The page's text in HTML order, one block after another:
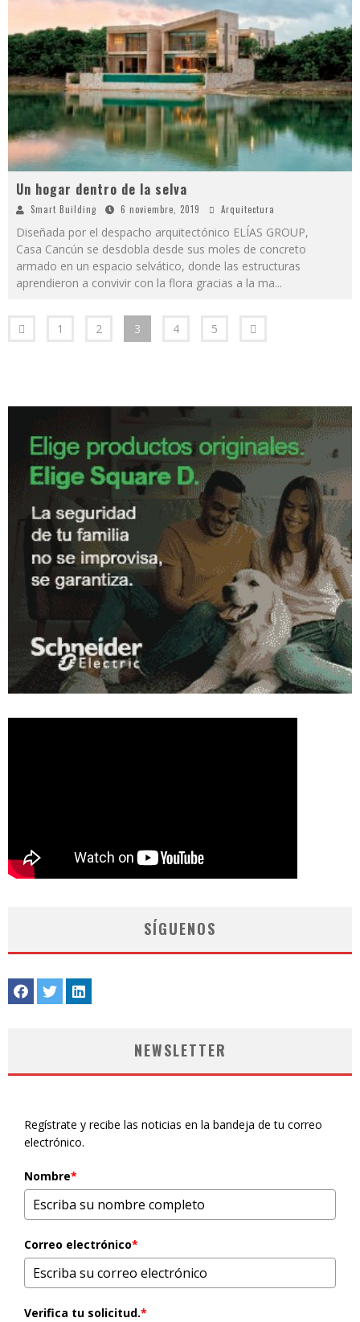
Un hogar dentro de la selva
Smart Building 6 noviembre, 2019 Arquitectura
Diseñada por el despacho arquitectónico ELÍAS GROUP,
Casa Cancún se desdobla desde sus moles de concreto
armado en un espacio selvático, donde las estructuras
aprendieron a convivir con la flora gracias a la ma...
1 2 3 4 5
SÍGUENOS
NEWSLETTER
Regístrate y recibe las noticias en la bandeja de tu correo
electrónico.
Nombre*
Correo electrónico*
Verifica tu solicitud.*